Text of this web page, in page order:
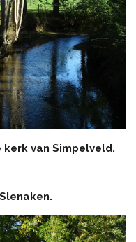
van Simpelveld.